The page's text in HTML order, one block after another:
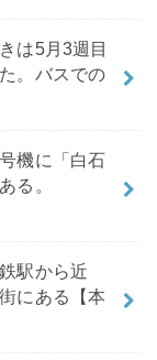
は5月3週目
。バスでの
機に「白石
る。
駅から近
にある【本